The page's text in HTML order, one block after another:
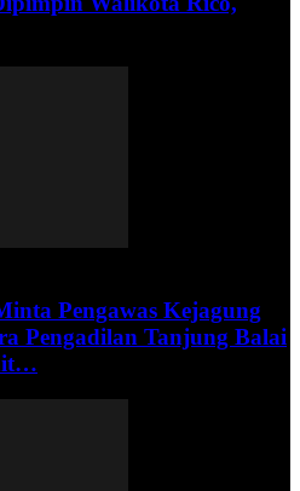
Pengawas Kejagung
Pengadilan Tanjung Balai